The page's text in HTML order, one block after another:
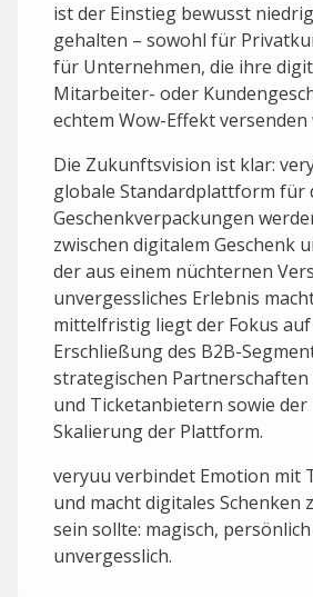
ist der Einstieg bewusst
gehalten – sowohl für
für Unternehmen, die ihre
Mitarbeiter- oder
echtem Wow-Effekt versenden
Die Zukunftsvision ist klar:
globale Standardplattform für
Geschenkverpackungen
zwischen digitalem Geschenk
der aus einem nüchternen
unvergessliches Erlebnis
mittelfristig liegt der Fokus
Erschließung des B2B-
strategischen Partnerschaften
und Ticketanbietern sowie
Skalierung der Plattform.
veryuu verbindet Emotion mit
und macht digitales Schenken
sein sollte: magisch,
unvergesslich.